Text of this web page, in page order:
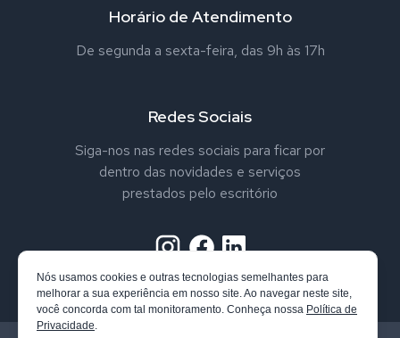
Horário de Atendimento
De segunda a sexta-feira, das 9h às 17h
Redes Sociais
Siga-nos nas redes sociais para ficar por
dentro das novidades e serviços
prestados pelo escritório
Nós usamos cookies e outras tecnologias semelhantes para
melhorar a sua experiência em nosso site. Ao navegar neste site,
você concorda com tal monitoramento. Conheça nossa Política de
Privacidade.